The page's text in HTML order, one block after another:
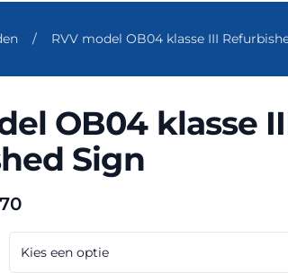
/ RVV model OB04 klasse III
OB04 klasse
Sign
Prijsklasse:
€ 40,50
tot